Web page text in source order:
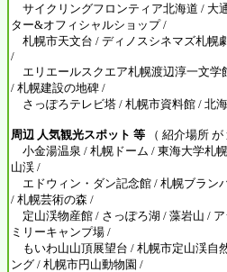
サイクリングフロンティア北海道 / 大
ター&オフィシャルショップ /
札幌市天文台 / ディノスシネマズ札幌
/
エリエールスクエア札幌渡辺淳一文学
/ 札幌建設の地碑 /
さっぽろテレビ塔 / 札幌市資料館 / 北
周辺 人気観光スポット 等 （ 紹介場所 が
小金湯温泉 / 札幌ドーム / 東海大学札
山渓 /
エドウィン・ダン記念館 / 札幌ブラン
/ 札幌芸術の森 /
定山渓物産館 / さっぽろ湖 / 藻岩山 /
ミリーキャンプ場 /
もいわ山山頂展望台 / 札幌市定山渓自
ング / 札幌市円山動物園 /